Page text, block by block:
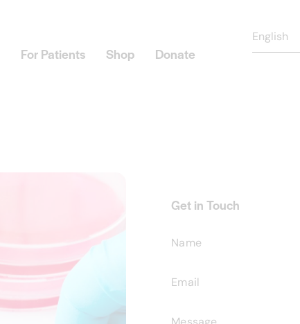
For Patients Shop Donate
Get in Touch